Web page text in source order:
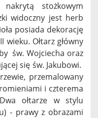
stożkowym
widoczny jest herb
posiada dekorację
wieku. Ołtarz główny
św. Wojciecha oraz
się św. Jakubowi.
przemalowany
i czterema
ołtarze w stylu
- prawy z obrazami